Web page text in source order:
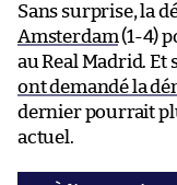
Sans surprise, la
Amsterdam(1-4)
au Real Madrid.
ont demandé la
dernier pourrait
actuel.